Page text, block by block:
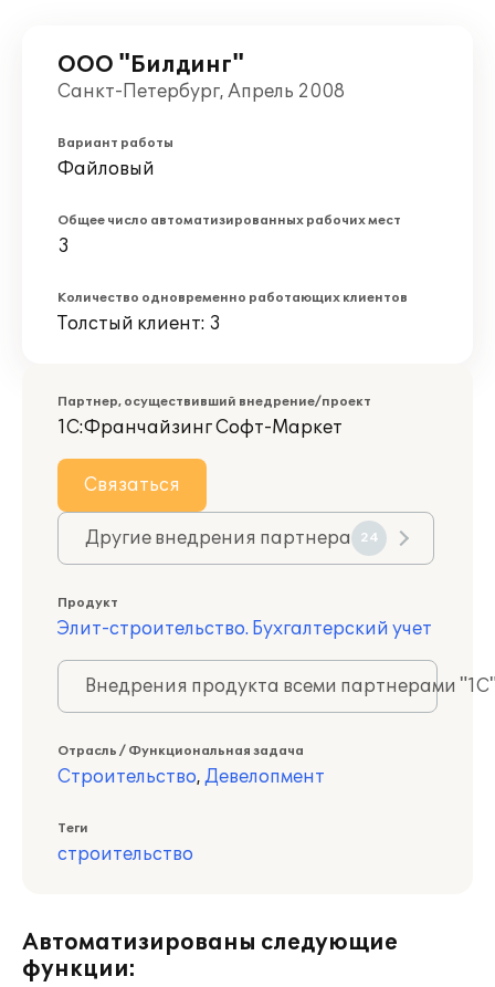
ООО "Билдинг"
Санкт-Петербург, Апрель 2008
Вариант работы
Файловый
Общее число автоматизированных рабочих мест
3
Количество одновременно работающих клиентов
Толстый клиент: 3
Партнер, осуществивший внедрение/проект
1С:Франчайзинг Софт-Маркет
Связаться
Другие внедрения партнера 24
Продукт
Элит-строительство. Бухгалтерский учет
Внедрения продукта всеми партнерами
Отрасль / Функциональная задача
Строительство, Девелопмент
Теги
строительство
Автоматизированы следующие
функции: